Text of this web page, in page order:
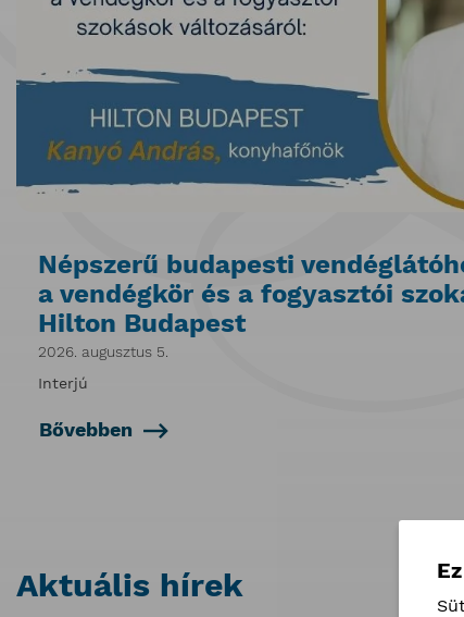
Népszerű budapesti
a vendégkör és a fogyasztói
Hilton Budapest
2026. augusztus 5.
Interjú
Bővebben
Aktuális hírek